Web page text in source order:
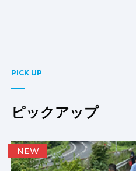
PICK UP
ピックアップ
NEW